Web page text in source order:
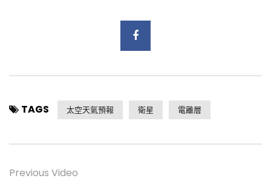
TAGS 太空天氣預報 衛星 電離層
Previous Video